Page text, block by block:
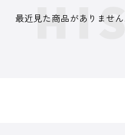
最近見た商品がありません